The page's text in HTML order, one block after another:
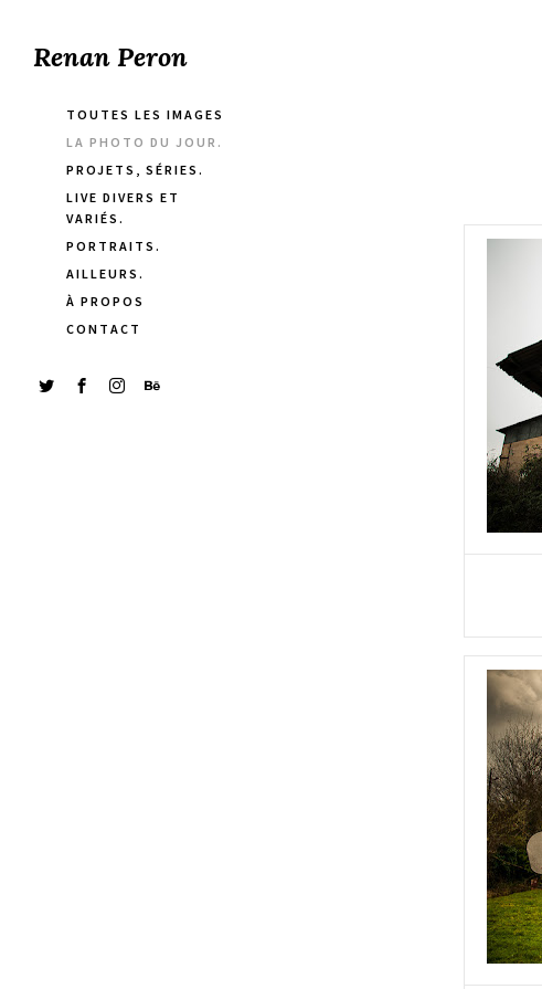
Renan Peron
TOUTES LES IMAGES
LA PHOTO DU JOUR.
PROJETS, SÉRIES.
LIVE DIVERS ET
VARIÉS.
PORTRAITS.
AILLEURS.
À PROPOS
CONTACT